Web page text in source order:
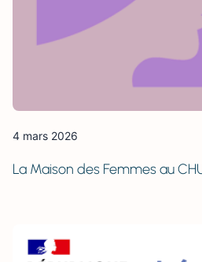
4 mars 2026
La Maison des Femmes au